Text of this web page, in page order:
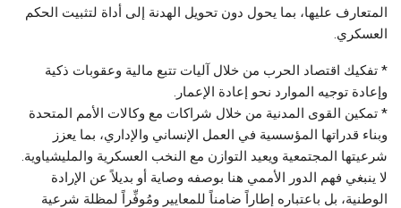
المتعارف عليها، بما يحول دون تحويل الهدنة إلى أداة لتثبيت الحكم
العسكري.
* تفكيك اقتصاد الحرب من خلال آليات تتبع مالية وعقوبات ذكية
وإعادة توجيه الموارد نحو إعادة الإعمار.
* تمكين القوى المدنية من خلال شراكات مع وكالات الأمم المتحدة
وبناء قدراتها المؤسسية في العمل الإنساني والإداري، بما يعزز
شرعيتها المجتمعية ويعيد التوازن مع النخب العسكرية والمليشياوية.
لا ينبغي فهم الدور الأممي هنا بوصفه وصاية أو بديلاً عن الإرادة
الوطنية، بل باعتباره إطاراً ضامناً للمعايير ومُوفِّراً لمظلة شرعية